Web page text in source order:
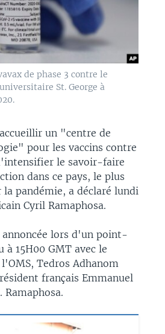
de phase 3 contre le
St. George à
un "centre de
pour les vaccins contre
le savoir-faire
dans ce pays, le plus
pandémie, a déclaré lundi
Cyril Ramaphosa.
lors d'un point-
à 15H00 GMT avec le
Tedros Adhanom
français Emmanuel
Ramaphosa.